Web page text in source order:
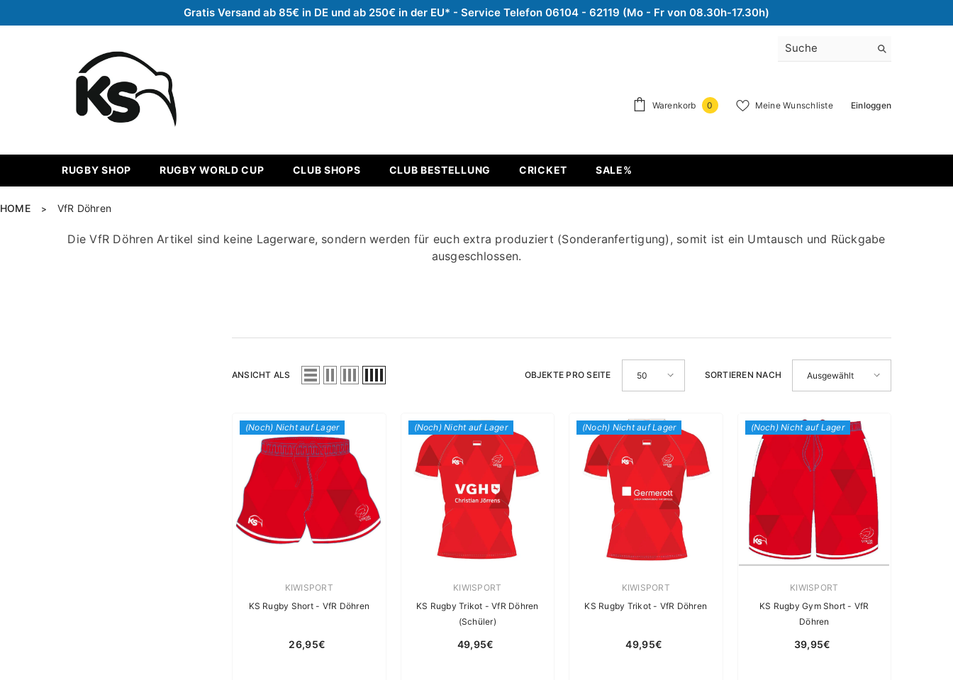
Gratis Versand ab 85€ in DE und ab 250€ in der EU* - Service Telefon 06104 - 62119 (Mo - Fr von 08.30h-17.30h)
Warenkorb 0 0
Meine Wunschliste Einloggen
RUGBY SHOP RUGBY WORLD CUP CLUB SHOPS CLUB BESTELLUNG CRICKET SALE%
HOME > VfR Döhren
Die VfR Döhren Artikel sind keine Lagerware, sondern werden für euch extra produziert (Sonderanfertigung), somit ist ein Umtausch und Rückgabe
ausgeschlossen.
ANSICHT ALS OBJEKTE PRO SEITE 50 SORTIEREN NACH Ausgewählt
(Noch) Nicht auf Lager
Verkäuferin:
KIWISPORT
KS Rugby Short - VfR Döhren
26,95€
(Noch) Nicht auf Lager
Verkäuferin:
KIWISPORT
KS Rugby Trikot - VfR Döhren
(Schüler)
49,95€
(Noch) Nicht auf Lager
Verkäuferin:
KIWISPORT
KS Rugby Trikot - VfR Döhren
49,95€
(Noch) Nicht auf Lager
Verkäuferin:
KIWISPORT
KS Rugby Gym Short - VfR
Döhren
39,95€